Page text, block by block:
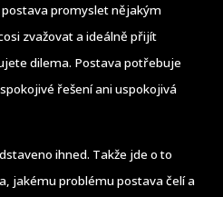
promyslet nějakým
zvažovat a ideálně přijít
dilema. Postava potřebuje
řešení ani uspokojivá
ihned. Takže jde o to
jakému problému postava čelí a